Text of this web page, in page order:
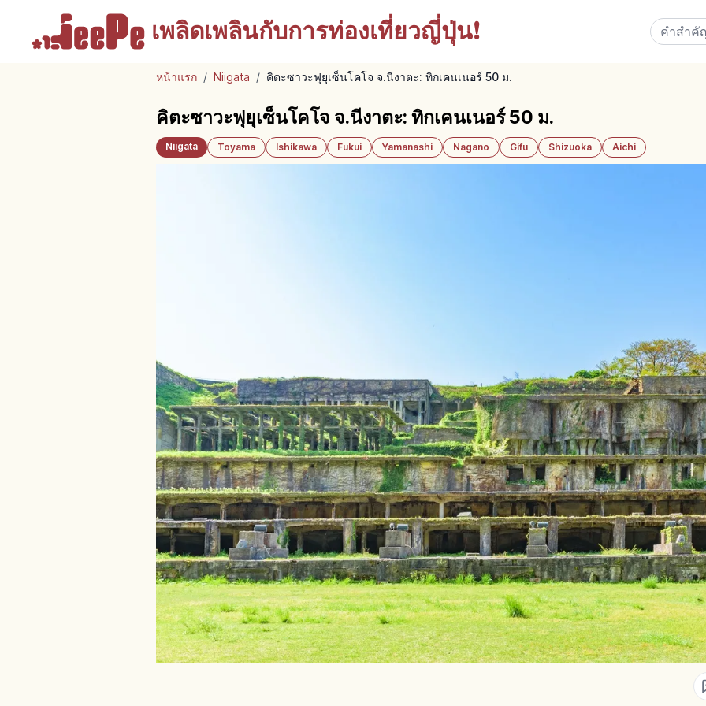
เพลิดเพลินกับการท่องเที่ยวญี่ปุ่น!
หน้าแรก / Niigata / คิตะซาวะฟุยุเซ็นโคโจ จ.นีงาตะ: ทิกเคนเนอร์ 50 ม.
คิตะซาวะฟุยุเซ็นโคโจ จ.นีงาตะ: ทิกเคนเนอร์ 50 ม.
Niigata Toyama Ishikawa Fukui Yamanashi Nagano Gifu Shizuoka Aichi